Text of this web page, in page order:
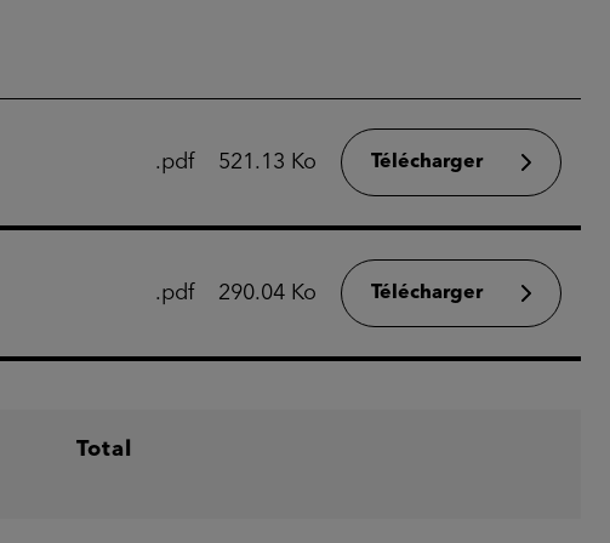
.pdf 521.13 Ko Télécharger
.pdf 290.04 Ko Télécharger
Total